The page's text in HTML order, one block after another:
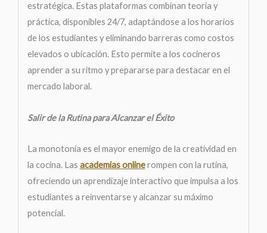
estratégica. Estas plataformas combinan teoría y
práctica, disponibles 24/7, adaptándose a los horarios
de los estudiantes y eliminando barreras como costos
elevados o ubicación. Esto permite a los cocineros
aprender a su ritmo y prepararse para destacar en el
mercado laboral.
Salir de la Rutina para Alcanzar el Éxito
La monotonía es el mayor enemigo de la creatividad en
la cocina. Las academias onlinerompen con la rutina,
ofreciendo un aprendizaje interactivo que impulsa a los
estudiantes a reinventarse y alcanzar su máximo
potencial.